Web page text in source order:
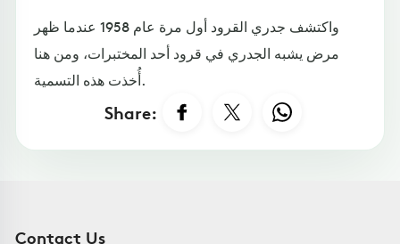
واكتشف جدري القرود أول مرة عام 1958 عندما ظهر
مرض يشبه الجدري في قرود أحد المختبرات، ومن هنا
أُخذت هذه التسمية.
Share:
Contact Us